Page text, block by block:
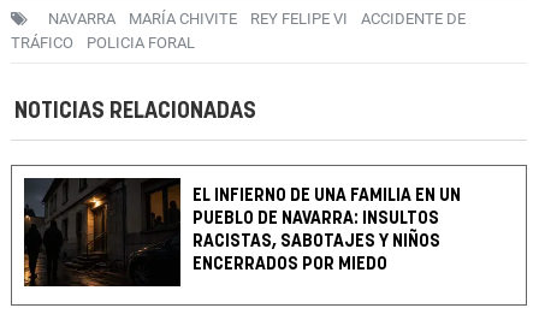
NAVARRA MARÍA CHIVITE REY FELIPE VI
ACCIDENTE DE
TRÁFICO
POLICIA FORAL
NOTICIAS RELACIONADAS
EL INFIERNO DE UNA FAMILIA EN UN
PUEBLO DE NAVARRA: INSULTOS
RACISTAS, SABOTAJES Y NIÑOS
ENCERRADOS POR MIEDO